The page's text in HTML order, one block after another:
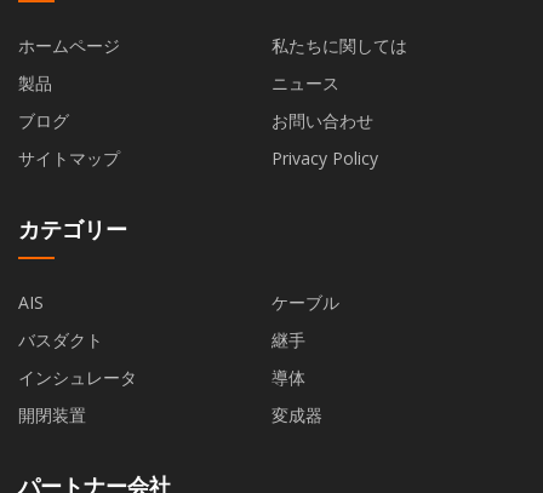
ホームページ
私たちに関しては
製品
ニュース
ブログ
お問い合わせ
サイトマップ
Privacy Policy
カテゴリー
AIS
ケーブル
バスダクト
継手
インシュレータ
導体
開閉装置
変成器
パートナー会社